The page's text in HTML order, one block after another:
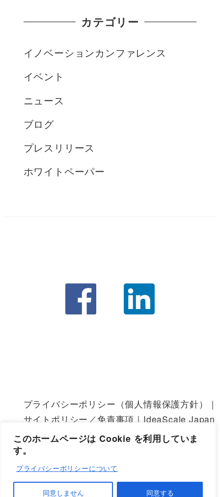
このホームページは Cookie を利用していま
す。
プライバシーポリシーについて
同意しません 同意する
カテゴリー
イノベーションカンファレンス
イベント
ニュース
ブログ
プレスリリース
ホワイトペーパー
プライバシーポリシー（個人情報保護方針）
サイトポリシー／免責事項｜IdeaScale Japan
IdeaScale 利用規約
© 2024 IdeaScaleジャパン株式会社